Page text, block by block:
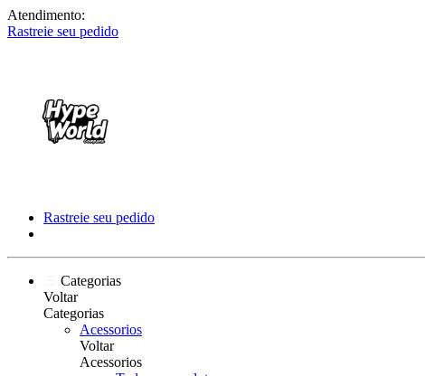
Atendimento:
Rastreie seu pedido
Rastreie seu pedido
Categorias
Voltar
Categorias
Acessorios
Voltar
Acessorios